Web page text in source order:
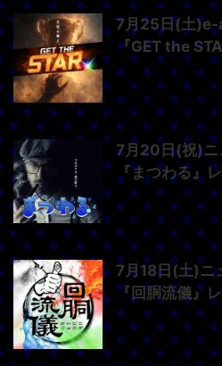
7月25日(土)e-
『GET the
7月20日(祝)ニ
『まつわる』
7月18日(土)ニ
『回胴流儀』